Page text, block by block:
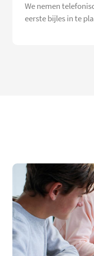
We nemen
eerste bijles in te